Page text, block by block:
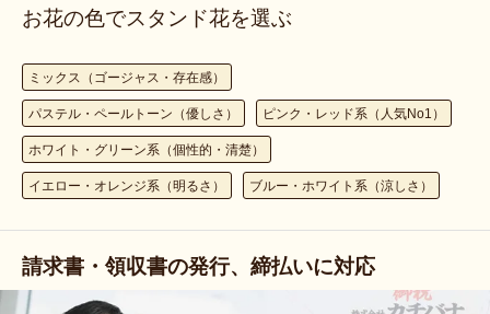
お花の色でスタンド花を選ぶ
ミックス（ゴージャス・存在感）
パステル・ペールトーン（優しさ） ピンク・レッド系（人気No1）
ホワイト・グリーン系（個性的・清楚）
イエロー・オレンジ系（明るさ） ブルー・ホワイト系（涼しさ）
請求書・領収書の発行、締払いに対応